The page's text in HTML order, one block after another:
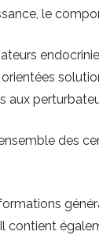
le
aux
des
contient